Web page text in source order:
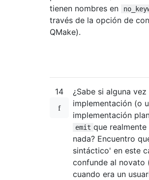
tienen nombres en
través de la opción de
QMake).
14
¿Sabe si alguna
implementación (o
implementación
emit que
nada? Encuentro
sintáctico' en este
confunde al novato
cuando era un